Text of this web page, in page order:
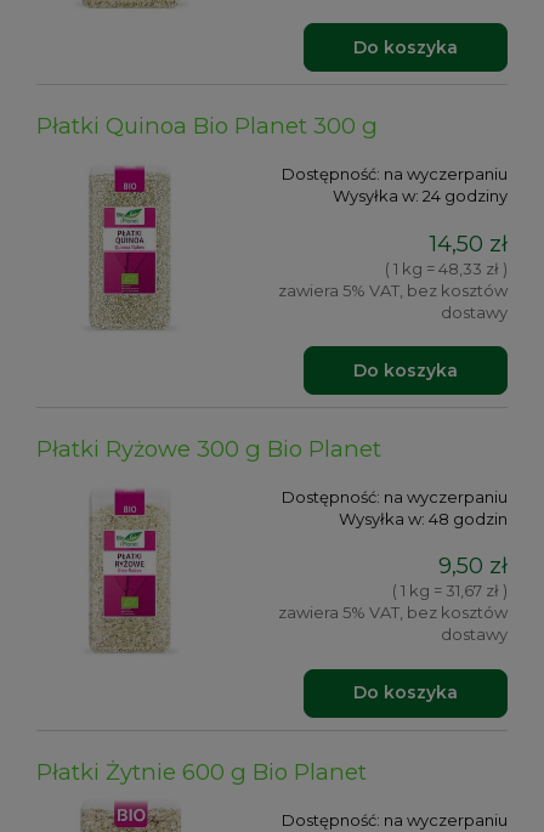
Do koszyka
Płatki Quinoa Bio Planet 300 g
Dostępność: na wyczerpaniu
Wysyłka w: 24 godziny
14,50 zł
( 1 kg = 48,33 zł )
zawiera 5% VAT, bez kosztów
dostawy
Do koszyka
Płatki Ryżowe 300 g Bio Planet
Dostępność: na wyczerpaniu
Wysyłka w: 48 godzin
9,50 zł
( 1 kg = 31,67 zł )
zawiera 5% VAT, bez kosztów
dostawy
Do koszyka
Płatki Żytnie 600 g Bio Planet
Dostępność: na wyczerpaniu